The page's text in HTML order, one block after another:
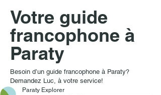
Votre guide
francophone à
Paraty
Besoin d’un guide francophone à Paraty?
Demandez Luc, à votre service!
Paraty Explorer